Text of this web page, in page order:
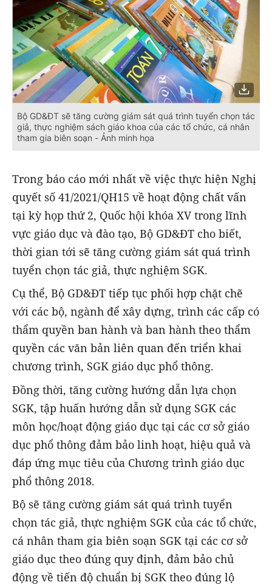
Bộ GD&ĐT sẽ tăng cường giám sát quá trình tuyển chọn tác
giả, thực nghiệm sách giáo khoa của các tổ chức, cá nhân
tham gia biên soạn - Ảnh minh họa
Trong báo cáo mới nhất về việc thực hiện Nghị
quyết số 41/2021/QH15 về hoạt động chất vấn
tại kỳ họp thứ 2, Quốc hội khóa XV trong lĩnh
vực giáo dục và đào tạo, Bộ GD&ĐT cho biết,
thời gian tới sẽ tăng cường giám sát quá trình
tuyển chọn tác giả, thực nghiệm SGK.
Cụ thể, Bộ GD&ĐT tiếp tục phối hợp chặt chẽ
với các bộ, ngành để xây dựng, trình các cấp có
thẩm quyền ban hành và ban hành theo thẩm
quyền các văn bản liên quan đến triển khai
chương trình, SGK giáo dục phổ thông.
Đồng thời, tăng cường hướng dẫn lựa chọn
SGK, tập huấn hướng dẫn sử dụng SGK các
môn học/hoạt động giáo dục tại các cơ sở giáo
dục phổ thông đảm bảo linh hoạt, hiệu quả và
đáp ứng mục tiêu của Chương trình giáo dục
phổ thông 2018.
Bộ sẽ tăng cường giám sát quá trình tuyển
chọn tác giả, thực nghiệm SGK của các tổ chức,
cá nhân tham gia biên soạn SGK tại các cơ sở
giáo dục theo đúng quy định, đảm bảo chủ
động về tiến độ chuẩn bị SGK theo đúng lộ